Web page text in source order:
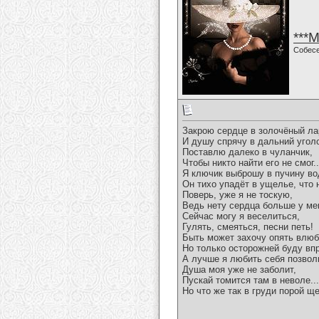
Закрою сердце в золочёный
И душу спрячу в дальний
Поставлю далеко в чуланчик,
Чтобы никто найти его не
Я ключик выброшу в пучину
Он тихо упадёт в ущелье, что
Поверь, уже я не тоскую,
Ведь нету сердца больше у
Сейчас могу я веселиться,
Гулять, смеяться, песни петь!
Быть может захочу опять
Но только осторожней буду
А лучше я любить себя
Душа моя уже не заболит,
Пускай томится там в
Но что же так в груди порой